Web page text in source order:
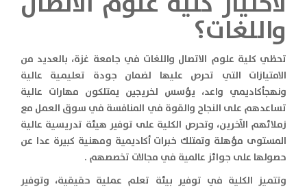
واللغات؟
تحظي كلية علوم الاتصال واللغات في جامعة غزة، بالعديد من
الامتيازات التي تحرص عليها لضمان جودة تعليمية عالية
ونهجأكاديمي واعد، يؤسس لخريجين يمتلكون مهارات عالية
تساعدهم على النجاح والقوة في المنافسة في سوق العمل مع
زملائهم الآخرين، وتحرص الكلية على توفير هيئة تدريسية عالية
المستوى مؤهلة وتمتلك خبرات أكاديمية ومهنية كبيرة عدا عن
حصولها على جوائز عالمية في مجالات تخصصهم .
وتتميز الكلية في توفير بيئة تعلم عملية حقيقية، وتوفير